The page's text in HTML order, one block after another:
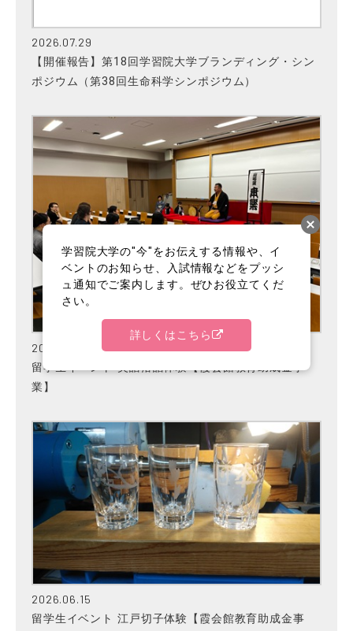
2026.07.29
【開催報告】第18回学習院大学ブランディング・シン
ポジウム（第38回生命科学シンポジウム）
2026.07.01
留学生イベント 英語落語体験【霞会館教育助成金事
業】
2026.06.15
留学生イベント 江戸切子体験【霞会館教育助成金事
学習院大学の"今"をお伝えする情報や、イ
ベントのお知らせ、入試情報などをプッシ
ュ通知でご案内します。ぜひお役立てくだ
さい。
詳しくはこちら